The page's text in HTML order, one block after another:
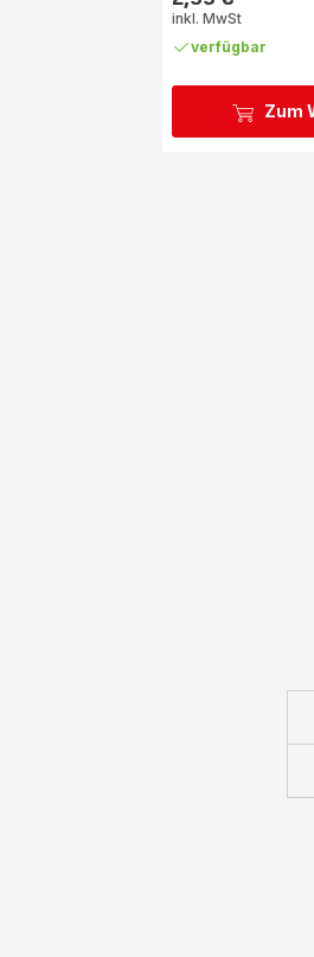
Zum
Preis
inkl. MwSt
verfügbar